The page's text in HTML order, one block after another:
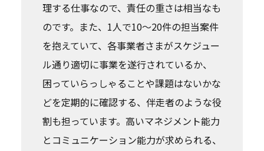
理する仕事なので、責任の重さは相当なも
のです。また、1人で10～20件の担当案件
を抱えていて、各事業者さまがスケジュー
ル通り適切に事業を遂行されているか、
困っていらっしゃることや課題はないかな
どを定期的に確認する、伴走者のような役
割も担っています。高いマネジメント能力
とコミュニケーション能力が求められる、